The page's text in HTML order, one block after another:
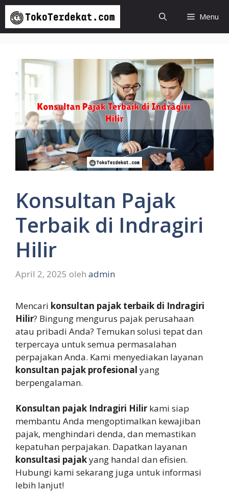
Langsung
isi
Menu
Konsultan Pajak
Terbaik di Indragiri
Hilir
April 2, 2025 oleh admin
Mencari konsultan pajak terbaik di Indragiri
Hilir? Bingung mengurus pajak perusahaan
atau pribadi Anda? Temukan solusi tepat dan
terpercaya untuk semua permasalahan
perpajakan Anda. Kami menyediakan layanan
konsultan pajak profesional yang
berpengalaman.
Konsultan pajak Indragiri Hilir kami siap
membantu Anda mengoptimalkan kewajiban
pajak, menghindari denda, dan memastikan
kepatuhan perpajakan. Dapatkan layanan
konsultasi pajakyang handal dan efisien.
Hubungi kami sekarang juga untuk informasi
lebih lanjut!